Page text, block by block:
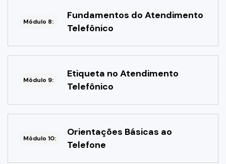
Módulo 8:
Fundamentos do Atendimento
Telefônico
Módulo 9:
Etiqueta no Atendimento
Telefônico
Módulo 10:
Orientações Básicas ao
Telefone